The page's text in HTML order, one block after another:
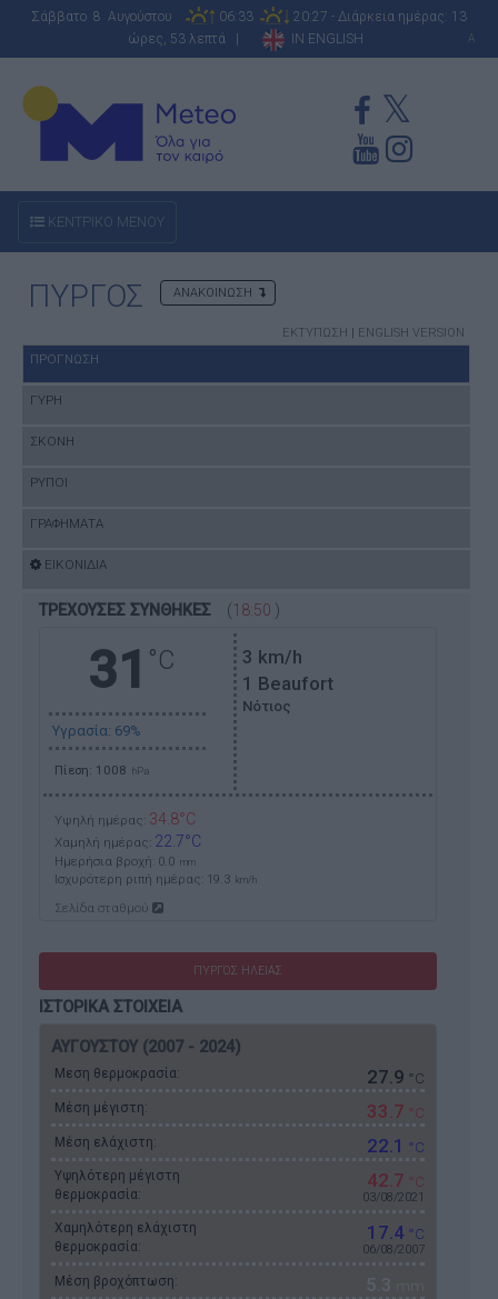
Σάββατο 8 Αυγούστου 06:33
20:27 - Διάρκεια ημέρας: 13
ώρες, 53 λεπτά |
IN ENGLISH A
ΚΕΝΤΡΙΚΟ ΜΕΝΟΥ
ΠΥΡΓΟΣ ΑΝΑΚΟΙΝΩΣΗ
ΕΚΤΥΠΩΣΗ | ENGLISH VERSION
ΠΡΟΓΝΩΣΗ
ΓΥΡΗ
ΣΚΟΝΗ
ΡΥΠΟΙ
ΓΡΑΦΗΜΑΤΑ
ΕΙΚΟΝΙΔΙΑ
ΤΡΕΧΟΥΣΕΣ ΣΥΝΘΗΚΕΣ (18:50 )
31 °C
Υγρασία: 69%
Πίεση: 1008 hPa
3 km/h
1 Beaufort
Νότιος
Υψηλή ημέρας: 34.8°C
Χαμηλή ημέρας: 22.7°C
Ημερήσια βροχή: 0.0 mm
Ισχυρότερη ριπή ημέρας: 19.3 km/h
Σελίδα σταθμού
ΠΥΡΓΟΣ ΗΛΕΙΑΣ
ΙΣΤΟΡΙΚΑ ΣΤΟΙΧΕΙΑ
ΑΥΓΟΥΣΤΟΥ (2007 - 2024)
Μεση θερμοκρασία: 27.9 °C
Μέση μέγιστη: 33.7 °C
Μέση ελάχιστη: 22.1 °C
Υψηλότερη μέγιστη
θερμοκρασία:
42.7 °C
03/08/2021
Χαμηλότερη ελάχιστη
θερμοκρασία:
17.4 °C
06/08/2007
Μέση βροχόπτωση: 5.3 mm